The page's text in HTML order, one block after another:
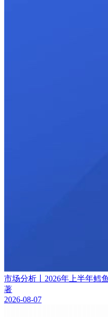
市场分析丨2026年上半年鳕
著
2026-08-07